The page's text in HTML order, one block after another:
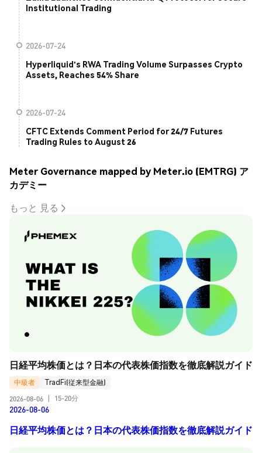
Institutional Trading
2026-07-24
Hyperliquid's RWA Trading Volume Surpasses Crypto
Assets, Reaches 54% Share
2026-07-24
CFTC Extends Comment Period for 24/7 Futures
Trading Rules to August 26
Meter Governance mapped by Meter.io (EMTRG) ア
カデミー
もっと 見る
日経平均株価とは？日本の代表株価指数を徹底解説ガイド
中級者
TradFi(従来型金融)
2026-08-06
15-20分
2026-08-06
日経平均株価とは？日本の代表株価指数を徹底解説ガイド